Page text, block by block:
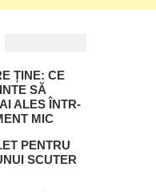
ȚINE: CE
SĂ
ALES ÎNTR-
MIC
PENTRU
SCUTER